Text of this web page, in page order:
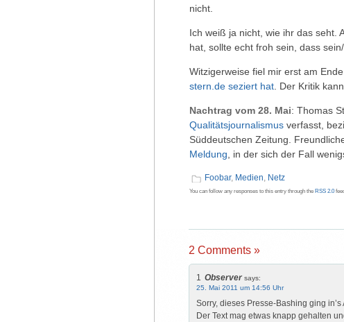
nicht.
Ich weiß ja nicht, wie ihr das seht.
hat, sollte echt froh sein, dass
Witzigerweise fiel mir erst am
stern.de seziert hat . Der Kritik
Nachtrag vom 28. Mai: Thomas
Qualitätsjournalismus verfasst,
Süddeutschen Zeitung.
Meldung , in der sich der Fall
Foobar, Medien Netz
You can follow any responses to this entry through the RSS 2.0
2 Comments »
1 Observer says:
25. Mai 2011 um 14:56 Uhr
Sorry, dieses Presse-Bashing ging in’s
Der Text mag etwas knapp gehalten